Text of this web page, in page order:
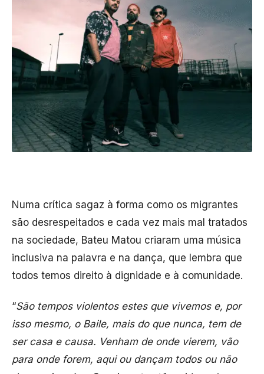
Numa crítica sagaz à forma como os migrantes
são desrespeitados e cada vez mais mal tratados
na sociedade, Bateu Matou criaram uma música
inclusiva na palavra e na dança, que lembra que
todos temos direito à dignidade e à comunidade.
“São tempos violentos estes que vivemos e, por
isso mesmo, o Baile, mais do que nunca, tem de
ser casa e causa. Venham de onde vierem, vão
para onde forem, aqui ou dançam todos ou não